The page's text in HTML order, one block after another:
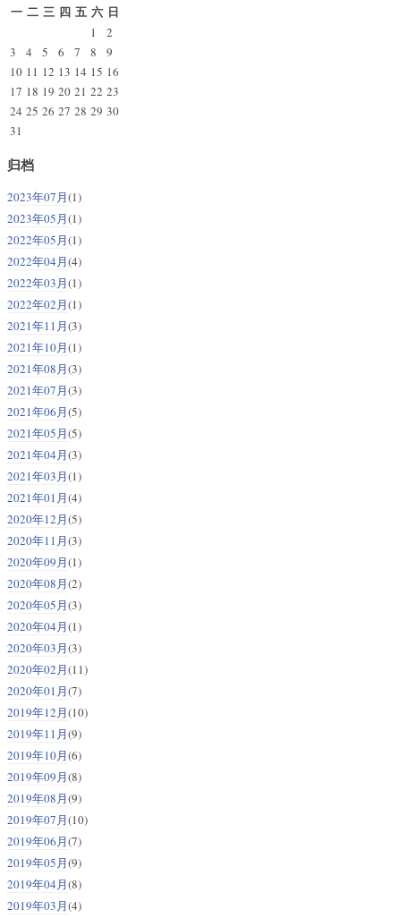
一 二 三 四 五 六 日
1
2
3
4 5 6 7 8
9
10 11 12 13 14 15 16
17 18 19 20 21 22 23
24 25 26 27 28 29 30
31
归档
2023年07月(1)
2023年05月(1)
2022年05月(1)
2022年04月(4)
2022年03月(1)
2022年02月(1)
2021年11月(3)
2021年10月(1)
2021年08月(3)
2021年07月(3)
2021年06月(5)
2021年05月(5)
2021年04月(3)
2021年03月(1)
2021年01月(4)
2020年12月(5)
2020年11月(3)
2020年09月(1)
2020年08月(2)
2020年05月(3)
2020年04月(1)
2020年03月(3)
2020年02月(11)
2020年01月(7)
2019年12月(10)
2019年11月(9)
2019年10月(6)
2019年09月(8)
2019年08月(9)
2019年07月(10)
2019年06月(7)
2019年05月(9)
2019年04月(8)
2019年03月(4)